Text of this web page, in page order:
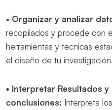
• Organizar y analizar
recopilados y procede con
herramientas y técnicas
el diseño de tu investigación.
• Interpretar Resultados
conclusiones: Interpreta